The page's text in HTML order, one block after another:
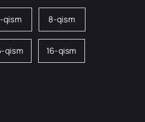
qism 8-qism
qism 16-qism